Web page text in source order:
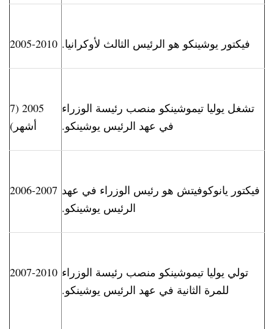
2005-2010 فيكتور يوشينكو هو الرئيس الثالث لأوكرانيا.
2005 (7
أشهر)
تشغل يوليا تيموشينكو منصب رئيسة الوزراء
في عهد الرئيس يوشينكو.
2006-2007 فيكتور يانوكوفيتش هو رئيس الوزراء في عهد
الرئيس يوشينكو.
2007-2010 تولي يوليا تيموشينكو منصب رئيسة الوزراء
للمرة الثانية في عهد الرئيس يوشينكو.